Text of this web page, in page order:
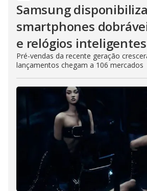
Samsung
smartphones
e relógios inteligentes
Pré-vendas da recente geração
lançamentos chegam a 106 mercados